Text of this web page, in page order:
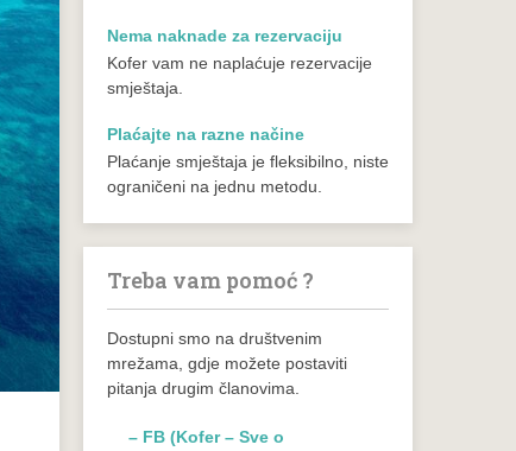
Nema naknade za rezervaciju
Kofer vam ne naplaćuje rezervacije
smještaja.
Plaćajte na razne načine
Plaćanje smještaja je fleksibilno, niste
ograničeni na jednu metodu.
Treba vam pomoć ?
Dostupni smo na društvenim
mrežama, gdje možete postaviti
pitanja drugim članovima.
– FB (Kofer – Sve o